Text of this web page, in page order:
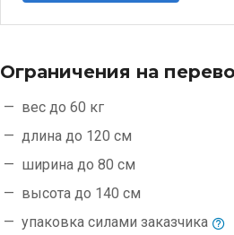
Ограничения на
вес до 60 кг
длина до 120 см
ширина до 80 см
высота до 140 см
упаковка силами заказчика